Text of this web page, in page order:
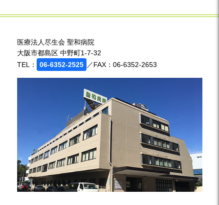
医療法人尽生会 聖和病院
大阪市都島区 中野町1-7-32
TEL：
06-6352-2525 ／FAX：06-6352-2653